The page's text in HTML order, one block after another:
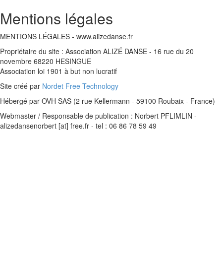
Mentions légales
MENTIONS LÉGALES - www.alizedanse.fr
Propriétaire du site : Association ALIZÉ DANSE - 16 rue du 20
novembre 68220 HESINGUE
Association loi 1901 à but non lucratif
Site créé par Nordet Free Technology
Hébergé par OVH SAS (2 rue Kellermann - 59100 Roubaix - France)
Webmaster / Responsable de publication : Norbert PFLIMLIN -
alizedansenorbert [at] free.fr - tel : 06 86 78 59 49